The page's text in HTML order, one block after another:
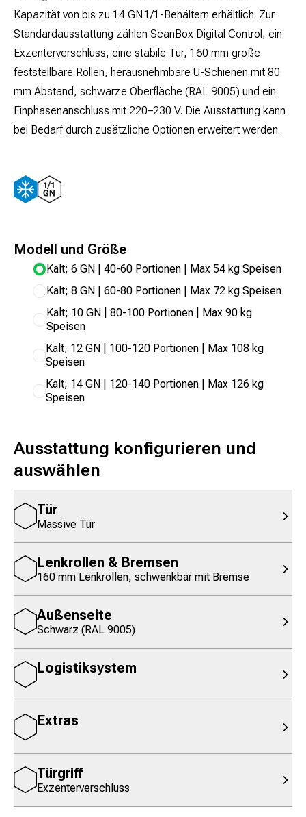
Kapazität von bis zu 14 GN 1/1-Behältern erhältlich. Zur
Standardausstattung zählen ScanBox Digital Control, ein
Exzenterverschluss, eine stabile Tür, 160 mm große
feststellbare Rollen, herausnehmbare U-Schienen mit 80
mm Abstand, schwarze Oberfläche (RAL 9005) und ein
Einphasenanschluss mit 220–230 V. Die Ausstattung kann
bei Bedarf durch zusätzliche Optionen erweitert werden.
Modell und Größe
Kalt; 6 GN | 40-60 Portionen | Max 54 kg Speisen
Kalt; 8 GN | 60-80 Portionen | Max 72 kg Speisen
Kalt; 10 GN | 80-100 Portionen | Max 90 kg
Speisen
Kalt; 12 GN | 100-120 Portionen | Max 108 kg
Speisen
Kalt; 14 GN | 120-140 Portionen | Max 126 kg
Speisen
Ausstattung konfigurieren und
auswählen
Tür
Massive Tür
Lenkrollen & Bremsen
160 mm Lenkrollen, schwenkbar mit Bremse
Außenseite
Schwarz (RAL 9005)
Logistiksystem
Extras
Türgriff
Exzenterverschluss